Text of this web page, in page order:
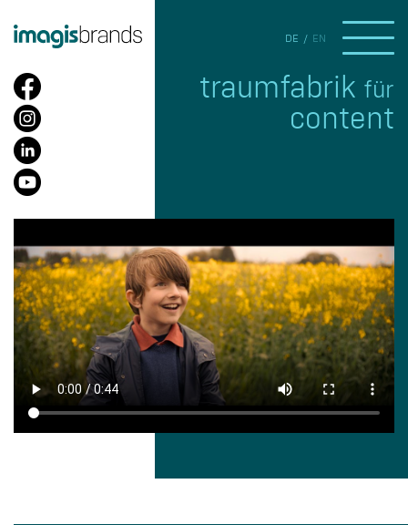
DE EN
traumfabrik für
content